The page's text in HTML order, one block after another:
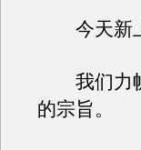
今天新上
我们力帆
的宗旨。